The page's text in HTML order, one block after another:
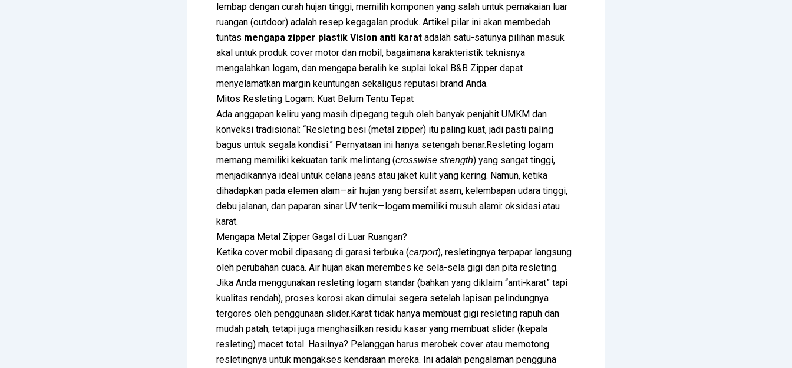
lembap dengan curah hujan tinggi, memilih komponen yang salah untuk pemakaian luar
ruangan (outdoor) adalah resep kegagalan produk. Artikel pilar ini akan membedah
tuntas mengapa zipper plastik Vislon anti karat adalah satu-satunya pilihan masuk
akal untuk produk cover motor dan mobil, bagaimana karakteristik teknisnya
mengalahkan logam, dan mengapa beralih ke suplai lokal B&B Zipper dapat
menyelamatkan margin keuntungan sekaligus reputasi brand Anda.
Mitos Resleting Logam: Kuat Belum Tentu Tepat
Ada anggapan keliru yang masih dipegang teguh oleh banyak penjahit UMKM dan
konveksi tradisional: “Resleting besi (metal zipper) itu paling kuat, jadi pasti paling
bagus untuk segala kondisi.” Pernyataan ini hanya setengah benar.Resleting logam
memang memiliki kekuatan tarik melintang (crosswise strength) yang sangat tinggi,
menjadikannya ideal untuk celana jeans atau jaket kulit yang kering. Namun, ketika
dihadapkan pada elemen alam—air hujan yang bersifat asam, kelembapan udara tinggi,
debu jalanan, dan paparan sinar UV terik—logam memiliki musuh alami: oksidasi atau
karat.
Mengapa Metal Zipper Gagal di Luar Ruangan?
Ketika cover mobil dipasang di garasi terbuka (carport), resletingnya terpapar langsung
oleh perubahan cuaca. Air hujan akan merembes ke sela-sela gigi dan pita resleting.
Jika Anda menggunakan resleting logam standar (bahkan yang diklaim “anti-karat” tapi
kualitas rendah), proses korosi akan dimulai segera setelah lapisan pelindungnya
tergores oleh penggunaan slider.Karat tidak hanya membuat gigi resleting rapuh dan
mudah patah, tetapi juga menghasilkan residu kasar yang membuat slider (kepala
resleting) macet total. Hasilnya? Pelanggan harus merobek cover atau memotong
resletingnya untuk mengakses kendaraan mereka. Ini adalah pengalaman pengguna